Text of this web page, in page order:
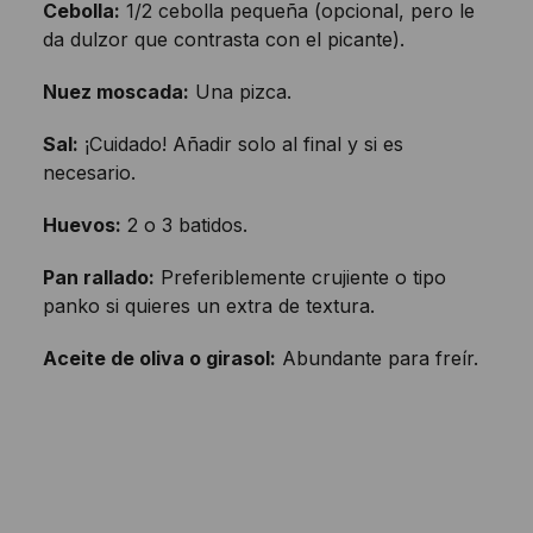
Cebolla: 1/2 cebolla pequeña (opcional, pero le
da dulzor que contrasta con el picante).
Nuez moscada: Una pizca.
Sal: ¡Cuidado! Añadir solo al final y si es
necesario.
Huevos: 2 o 3 batidos.
Pan rallado: Preferiblemente crujiente o tipo
panko si quieres un extra de textura.
Aceite de oliva o girasol: Abundante para freír.